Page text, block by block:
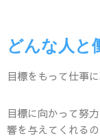
どんな人と
目標をもって仕事
目標に向かって努
響を与えてくれる